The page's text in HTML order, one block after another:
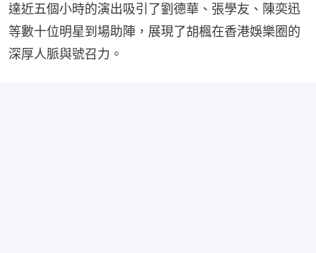
達近五個小時的演出吸引了劉德華、張學友、陳奕迅
等數十位明星到場助陣，展現了胡楓在香港娛樂圈的
深厚人脈與號召力。